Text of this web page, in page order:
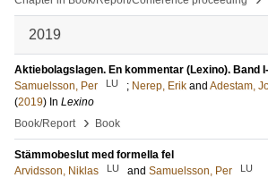
2019
Aktiebolagslagen. En kommentar (Lexino). Band
Samuelsson, Per
LU ; Nerep, Erik and Adestam,
(2019) In Lexino
Book/Report
› Book
Stämmobeslut med formella fel
Arvidsson, Niklas
LU and Samuelsson, Per LU